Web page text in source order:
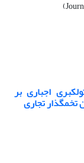
اجباری بر
تخمگذار تجاری